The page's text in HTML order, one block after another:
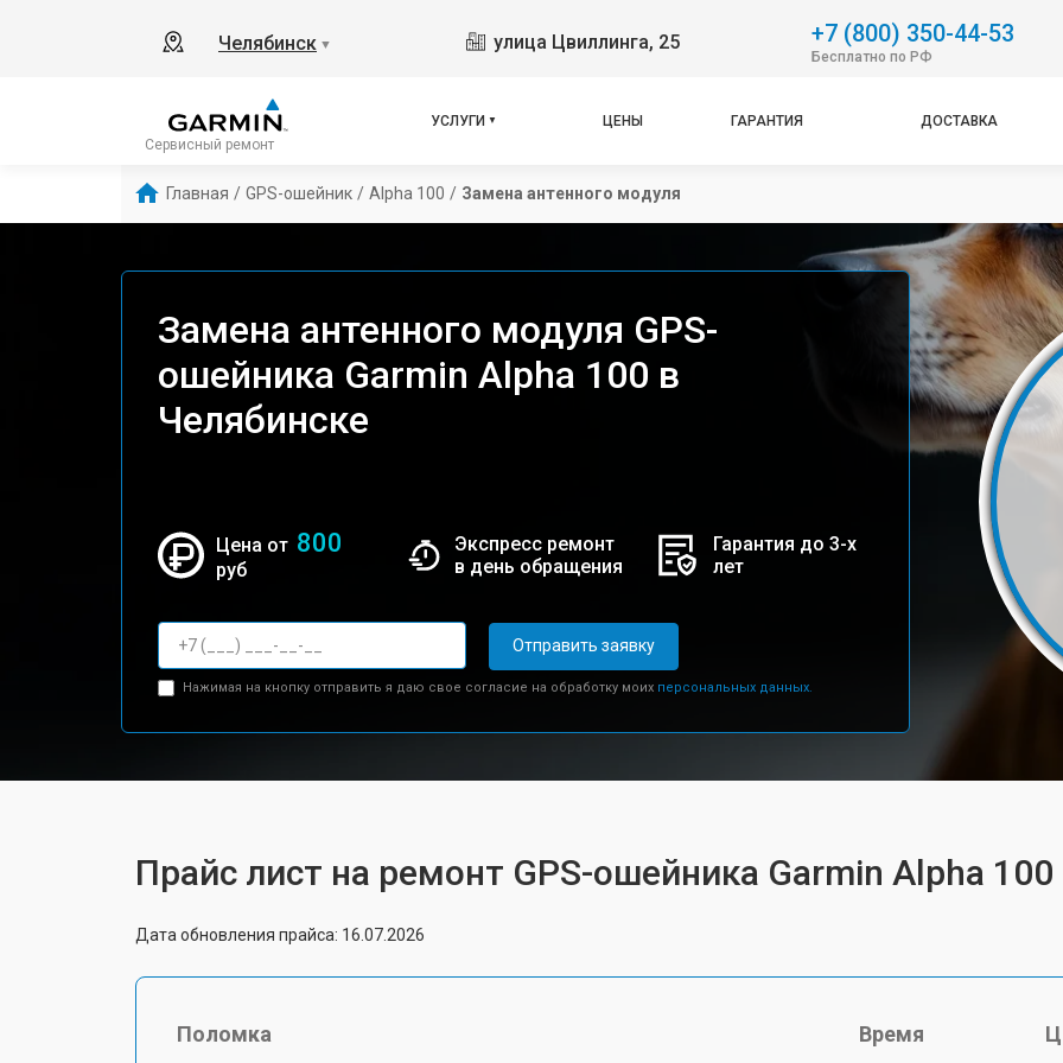
Челябинск ▼ улица Цвиллинга, 25 +7 (800) 350-44-53
Бесплатно по РФ
Сервисный ремонт
УСЛУГИ ЦЕНЫ ГАРАНТИЯ ДОСТАВКА
Главная / GPS-ошейник / Alpha 100 / Замена антенного модуля
Замена антенного модуля GPS-
ошейника Garmin Alpha 100 в
Челябинске
Цена от 800
руб
Экспресс ремонт
в день обращения
Гарантия до 3-х
лет
Отправить заявку
Нажимая на кнопку отправить я даю свое согласие на обработку моих персональных данных.
Прайс лист на ремонт GPS-ошейника Garmin Alpha 100
Дата обновления прайса: 16.07.2026
Поломка Время